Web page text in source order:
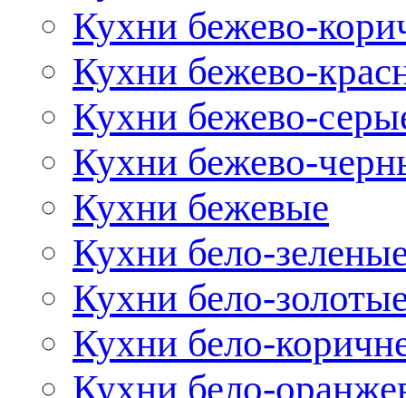
Кухни бежево-
Кухни бежево-
Кухни бежево-
Кухни бежево-
Кухни бежевые
Кухни бело-
Кухни бело-
Кухни бело-
Кухни бело-